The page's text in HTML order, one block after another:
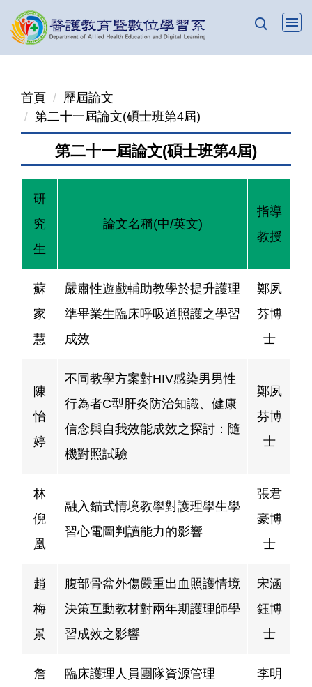
跳
到
首頁
歷屆論文
第二十一屆論文(碩士班第4屆)
第二十一屆論文(碩士班第4屆)
研
究
生
論文名稱(中/英文)
指導
教授
蘇
家
慧
嚴肅性遊戲輔助教學於提升護理
準畢業生臨床呼吸道照護之學習
成效
鄭夙
芬博
士
陳
怡
婷
不同教學方案對HIV感染男男性
行為者C型肝炎防治知識、健康
信念與自我效能成效之探討：隨
機對照試驗
鄭夙
芬博
士
林
倪
凰
融入錨式情境教學對護理學生學
習心電圖判讀能力的影響
張君
豪博
士
趙
梅
景
腹部骨盆外傷嚴重出血照護情境
決策互動教材對兩年期護理師學
習成效之影響
宋涵
鈺博
士
詹
臨床護理人員團隊資源管理
李明